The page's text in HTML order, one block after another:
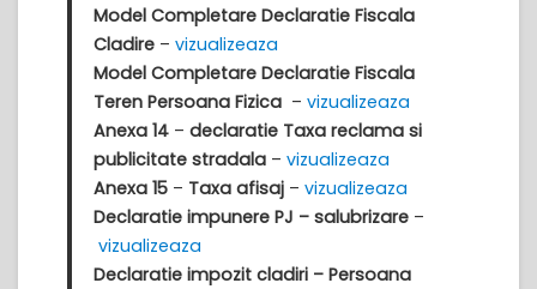
Model Completare Declaratie Fiscala
Cladire – vizualizeaza
Model Completare Declaratie Fiscala
Teren Persoana Fizica– vizualizeaza
Anexa 14– declaratie Taxa reclama si
publicitate stradala– vizualizeaza
Anexa 15– Taxa afisaj– vizualizeaza
Declaratie impunere PJ – salubrizare–
vizualizeaza
Declaratie impozit cladiri – Persoana